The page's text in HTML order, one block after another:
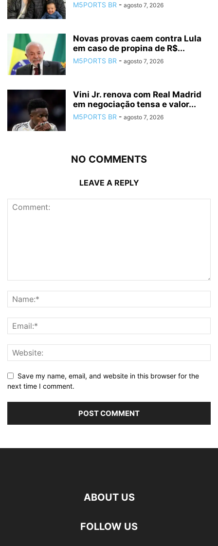
M5PORTS BR - agosto 7, 2026
Novas provas caem contra Lula
em caso de propina de R$...
M5PORTS BR - agosto 7, 2026
Vini Jr. renova com Real Madrid
em negociação tensa e valor...
M5PORTS BR - agosto 7, 2026
NO COMMENTS
LEAVE A REPLY
Save my name, email, and website in this browser for the
next time I comment.
ABOUT US
FOLLOW US